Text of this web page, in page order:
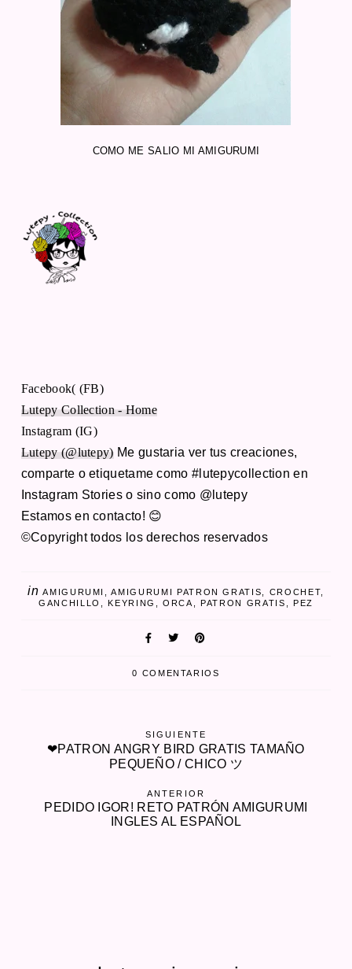
COMO ME SALIO MI AMIGURUMI
Facebook( (FB)
Lutepy Collection - Home
Instagram (IG)
Lutepy (@lutepy) Me gustaria ver tus creaciones,
comparte o etiquetame como #lutepycollection en
Instagram Stories o sino como @lutepy
Estamos en contacto! 😊
©Copyright todos los derechos reservados
in AMIGURUMI AMIGURUMI PATRON GRATIS
CROCHET
GANCHILLO
KEYRING ORCA PATRON GRATIS PEZ
0 COMENTARIOS
SIGUIENTE
❤PATRON ANGRY BIRD GRATIS TAMAÑO
PEQUEÑO / CHICO ツ
ANTERIOR
PEDIDO IGOR! RETO PATRÓN AMIGURUMI
INGLES AL ESPAÑOL